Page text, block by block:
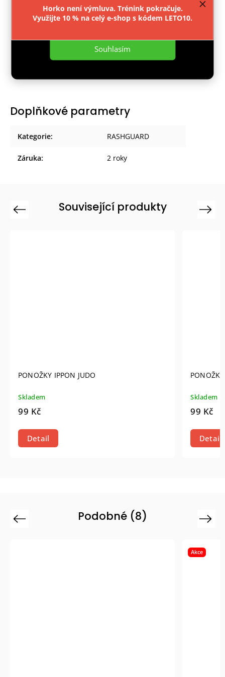
Nastavení
Souhlasím
Horko není výmluva. Trénink pokračuje.
Využijte 10 % na celý e-shop s kódem LETO10.
68 cm
43 cm
70 cm 44 cm
76 cm 50,5 cm
Doplňkové parametry
Kategorie: RASHGUARD
Záruka: 2 roky
Související produkty
Previous
IPPON JUDO PONOŽKY IPPON
Skladem
Next
Podobné (8)
Previous
Akce
Next